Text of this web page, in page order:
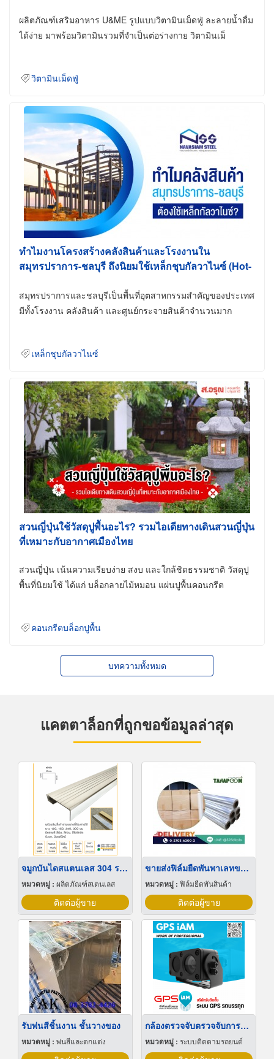
ผลิตภัณฑ์เสริมอาหาร U&ME รูปแบบวิตามินเม็ดฟู่ ละลายน้ำดื่ม
ได้ง่าย มาพร้อมวิตามินรวมที่จำเป็นต่อร่างกาย วิตามินเม็
วิตามินเม็ดฟู่
ทำไมงานโครงสร้างคลังสินค้าและโรงงานใน
สมุทรปราการ-ชลบุรี ถึงนิยมใช้เหล็กชุบกัลวาไนซ์ (Hot-
สมุทรปราการและชลบุรีเป็นพื้นที่อุตสาหกรรมสำคัญของประเทศ
มีทั้งโรงงาน คลังสินค้า และศูนย์กระจายสินค้าจำนวนมาก
เหล็กชุบกัลวาไนซ์
สวนญี่ปุ่นใช้วัสดุปูพื้นอะไร? รวมไอเดียทางเดินสวนญี่ปุ่น
ที่เหมาะกับอากาศเมืองไทย
สวนญี่ปุ่น เน้นความเรียบง่าย สงบ และใกล้ชิดธรรมชาติ วัสดุปู
พื้นที่นิยมใช้ ได้แก่ บล็อกลายไม้หมอน แผ่นปูพื้นคอนกรีต
คอนกรีตบล็อกปูพื้น
บทความทั้งหมด
แคตตาล็อกที่ถูกขอข้อมูลล่าสุด
จมูกบันไดสแตนเลส 304 ราคาโรงงาน
หมวดหมู่ : ผลิตภัณฑ์สเตนเลส
ติดต่อผู้ขาย
ขายส่งฟิล์มยืดพันพาเลทขนาดพันด้วยมือ Hand wrap
หมวดหมู่ : ฟิล์มยืดพันสินค้า
ติดต่อผู้ขาย
รับพ่นสีชิ้นงาน ชั้นวางของ
หมวดหมู่ : พ่นสีและตกแต่ง
กล้องตรวจจับตรวจจับการหลับใน
หมวดหมู่ : ระบบติดตามรถยนต์